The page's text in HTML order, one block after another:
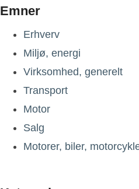
Emner
Erhverv
Miljø, energi
Virksomhed, generelt
Transport
Motor
Salg
Motorer, biler,